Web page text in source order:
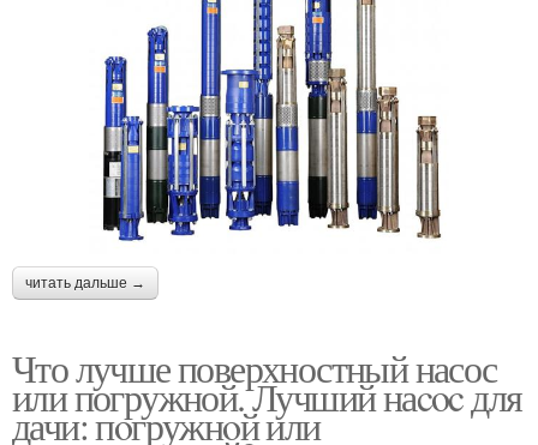
читать дальше →
Что лучше поверхностный насос
или погружной. Лучший наcoc для
дачи: пoгружнoй или